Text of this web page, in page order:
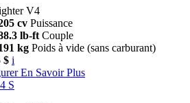
V4
cv Puissance
lb-ft Couple
kg Poids à vide (sans carburant)
$ i
En Savoir Plus
S